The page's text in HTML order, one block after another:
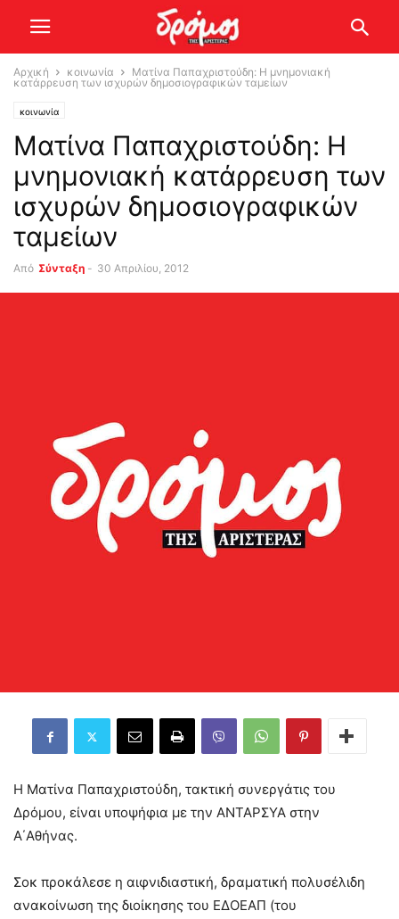
Αρχική κοινωνία
Ματίνα Παπαχριστούδη: Η μνημονιακή
κατάρρευση των ισχυρών δημοσιογραφικών ταμείων
κοινωνία
Ματίνα Παπαχριστούδη: Η
μνημονιακή κατάρρευση των
ισχυρών δημοσιογραφικών
ταμείων
Από Σύνταξη - 30 Απριλίου, 2012
Η Ματίνα Παπαχριστούδη, τακτική συνεργάτις του
Δρόμου, είναι υποψήφια με την ΑΝΤΑΡΣΥΑ στην
Α΄Αθήνας.
Σοκ προκάλεσε η αιφνιδιαστική, δραματική πολυσέλιδη
ανακοίνωση της διοίκησης του ΕΔΟΕΑΠ (του